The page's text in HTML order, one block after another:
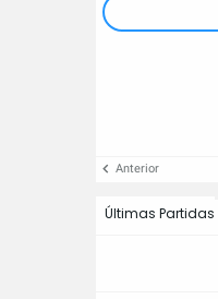
Anterior
Últimas Partidas